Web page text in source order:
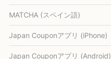
MATCHA (スペイン語)
Japan Couponアプリ (iPhone)
Japan Couponアプリ (Android)